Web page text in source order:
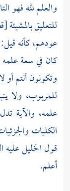
والعلم لله فهو
للتعليق
عودهم، كأنه قيل:
كان في سعة علمه
وتكونون أنتم أو
للمربوب، ولا
علمه، والآية
الكليات
قولالخليلعليه
أعلم.